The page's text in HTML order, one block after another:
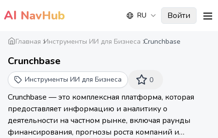
AI NavHub RU Войти
Главная Инструменты ИИ для Бизнеса Crunchbase
Crunchbase
Инструменты ИИ для Бизнеса 0
Crunchbase — это комплексная платформа, которая
предоставляет информацию и аналитику о
деятельности на частном рынке, включая раунды
финансирования, прогнозы роста компаний и